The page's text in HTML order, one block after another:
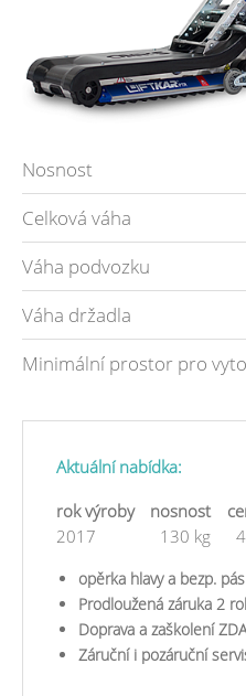
Nosnost
Celková váha
Váha podvozku
Váha držadla
Minimální prostor pro
Aktuální nabídka:
rok výroby
nosnost
2017
130 kg
opěrka hlavy a bezp.
Prodloužená záruka 2
Doprava a zaškolení
Záruční i pozáruční